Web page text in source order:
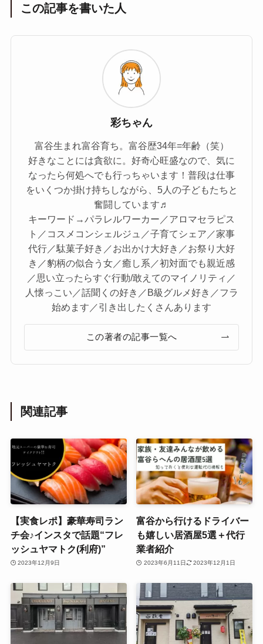
この記事を書いた人
彩ちゃん
富谷生まれ富谷育ち。富谷歴34年=年齢（笑）
好きなことには貪欲に。好奇心旺盛なので、気に
なったら何処へでも行っちゃいます！普段は仕事
をいくつか掛け持ちしながら、5人の子どもたちと
奮闘しています♬
キーワード→パラレルワーカー／アロマセラピス
ト／コスメコンシェルジュ／子育てシェア／家事
代行／駄菓子好き／お出かけ大好き／お祭り大好
き／豹柄の似合う女／癒し系／初対面でも親近感
／思い立ったらすぐ行動/敢えてのマイノリティ／
人懐っこい／話聞くの好き／B級グルメ好き／フラ
始めます／引き出したくさんあります
この著者の記事一覧へ
関連記事
【実食レポ】豪華寿司ラン
チ会♪インスタで話題“フレ
ッシュヤマトク(利府)”
2023年12月9日
富谷から行けるドライバー
も嬉しい居酒屋5選＋代行
業者紹介
2023年6月11日 2023年12月1日